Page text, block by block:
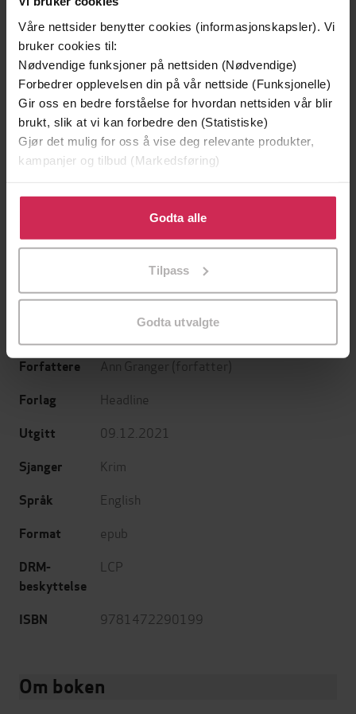
Våre nettsider benytter cookies (informasjonskapsler). Vi
bruker cookies til:
Nødvendige funksjoner på nettsiden (Nødvendige)
Forbedrer opplevelsen din på vår nettside (Funksjonelle)
Gir oss en bedre forståelse for hvordan nettsiden vår blir
brukt, slik at vi kan forbedre den (Statistiske)
Gjør det mulig for oss å vise deg relevante produkter,
kampanjer og tilbud (Markedsføring)
Klikk på «Godta alle» for å gi oss ditt samtykke til å
bruke cookies for alle disse formålene. Du kan også
tilpasse ditt samtykke til spesifikke formål ved å klikke
Godta alle
Tilpass
Godta utvalgte
199,-
Eighteen short stories of murder, mystery
Forfattere Ann Granger (forfatter)
Forlag Headline
Utgitt 09.12.2021
Sjanger Krim
Språk English
Format epub
DRM-
beskyttelse
LCP
ISBN 9781472290199
Om boken